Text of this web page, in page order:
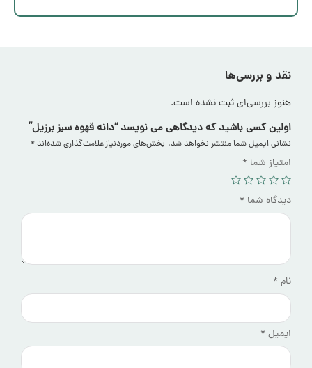
نقد و بررسی‌ها
هنوز بررسی‌ای ثبت نشده است.
اولین کسی باشید که دیدگاهی می نویسد “دانه قهوه سبز برزیل”
نشانی ایمیل شما منتشر نخواهد شد. بخش‌های موردنیاز علامت‌گذاری شده‌اند*
امتیاز شما *
دیدگاه شما *
نام *
ایمیل *